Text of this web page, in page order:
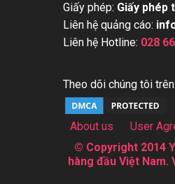
Giấy phép: Giấy phép
Liên hệ quảng cáo:
Liên hệ Hotline: 028
Theo dõi chúng tôi trên:
About us User
© Copyright 2014
hàng đầu Việt Nam.